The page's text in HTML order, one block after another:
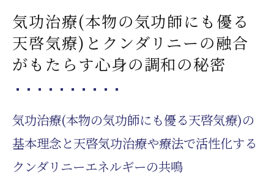
ィス
心身の調和を促進する気功治療(本物の気功
師にも優る天啓気療)の効果
気功治療(本物の気功師にも優る天啓気療)と
天啓気功治療や療法で活性化するクンダリ
心の平穏と健康を保つための気功治療(本物
気功治療(本物の気功師にも優る
天啓気療)とクンダリニーの融合
がもたらす心身の調和の秘密
気功治療(本物の気功師にも優る天啓気療)の
基本理念と天啓気功治療や療法で活性化する
クンダリニーエネルギーの共鳴